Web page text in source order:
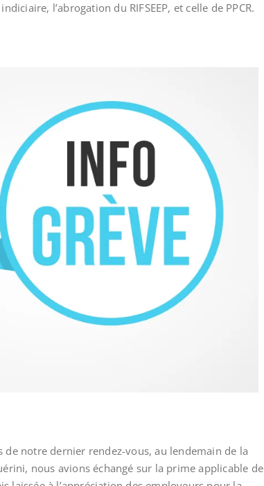
l’abrogation du RIFSEEP, et celle de PPCR.
notre dernier rendez-vous, au lendemain de la
nous avions échangé sur la prime applicable de